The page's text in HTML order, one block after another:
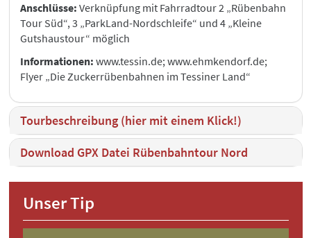
Anschlüsse: Verknüpfung mit Fahrradtour 2 „Rübenbahn
Tour Süd“, 3 „ParkLand-Nordschleife“ und 4 „Kleine
Gutshaustour“ möglich
Informationen: www.tessin.de; www.ehmkendorf.de;
Flyer „Die Zuckerrübenbahnen im Tessiner Land“
Tourbeschreibung (hier mit einem Klick!)
Download GPX Datei Rübenbahntour Nord
Unser Tip